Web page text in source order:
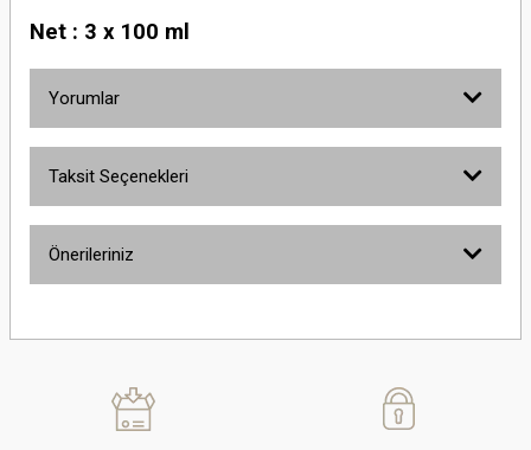
Net : 3 x 100 ml
Yorumlar
Taksit Seçenekleri
Önerileriniz